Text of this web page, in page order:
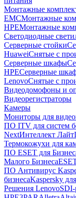
Монтажные
EMCМонтажные
HPEМонтажные
Светодиодные
Серверные стойки
HuaweiСнятые с
Серверные шкафы
HPEСерверные
LenovoСнятые с
Видеодомофоны и
Видеорегистраторы
Камеры
Мониторы для
ПО ITV для систем
NextИнтеллект Лайт
Термокожухи для
ПО ESET для
Малого Бизнеса
ПО Антивирус
бизнесаKaspersky
Решения Lenovo